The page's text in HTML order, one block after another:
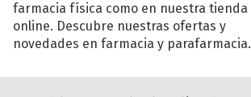
farmacia física como en nuestra tienda
online. Descubre nuestras ofertas y
novedades en farmacia y parafarmacia.